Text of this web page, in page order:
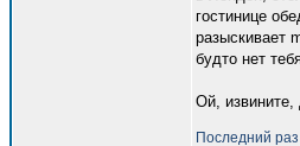
гостинице
разыскивает
будто нет
Ой, извините,
Последний